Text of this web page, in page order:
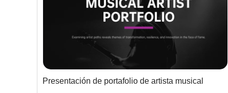
Presentación de portafolio de artista musical